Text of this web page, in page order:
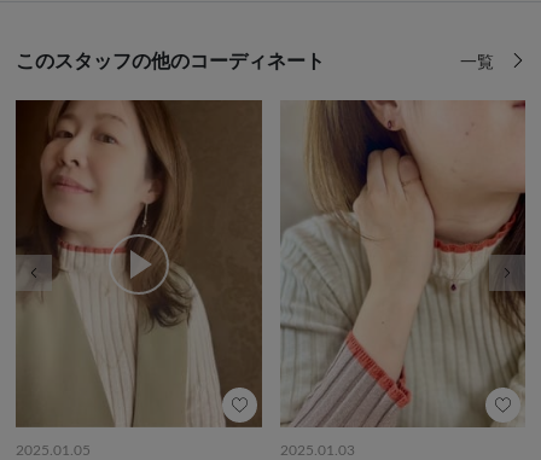
このスタッフの他のコーディネート 一覧
2025.01.05 2025.01.03